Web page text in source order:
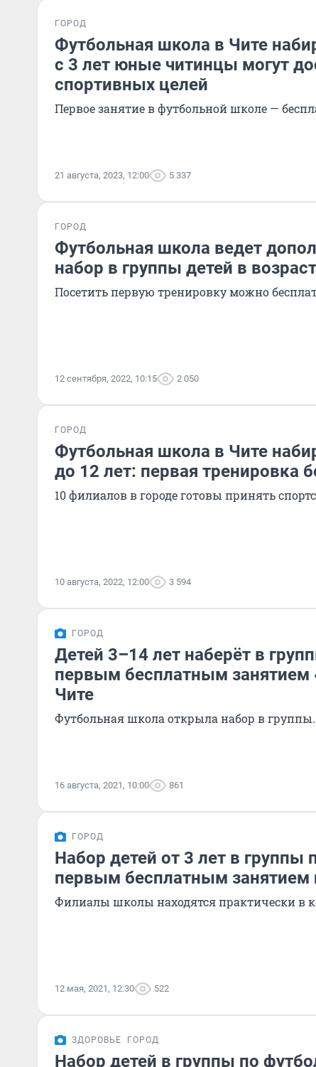
ГОРОД
Футбольная школа в Чите
с 3 лет юные читинцы могут
спортивных целей
Первое занятие в футбольной школе —
21 августа, 2023, 12:00 5 337
ГОРОД
Футбольная школа ведет
набор в группы детей в
Посетить первую тренировку можно
12 сентября, 2022, 10:15 2 050
ГОРОД
Футбольная школа в Чите
до 12 лет: первая тренировка
10 филиалов в городе готовы принять
10 августа, 2022, 12:00 3 594
ГОРОД
Детей 3–14 лет наберёт в
первым бесплатным занятием
Чите
Футбольная школа открыла набор в группы.
16 августа, 2021, 10:00 861
ГОРОД
Набор детей от 3 лет в группы
первым бесплатным занятием
Филиалы школы находятся практически в
12 мая, 2021, 12:30 522
ЗДОРОВЬЕ ГОРОД
Набор детей в группы по